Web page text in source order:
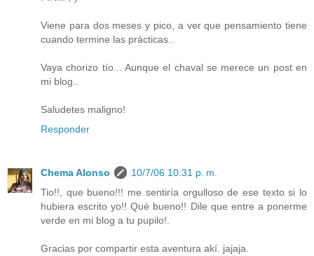
Viene para dos meses y pico, a ver que pensamiento tiene
cuando termine las prácticas..
Vaya chorizo tío... Aunque el chaval se merece un post en
mi blog..
Saludetes maligno!
Responder
Chema Alonso
10/7/06 10:31 p. m.
Tio!!, que bueno!!! me sentiría orgulloso de ese texto si lo
hubiera escrito yo!! Qué bueno!! Dile que entre a ponerme
verde en mi blog a tu pupilo!.
Gracias por compartir esta aventura akí. jajaja.